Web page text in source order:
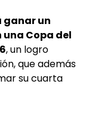
ganar un
Copa del
, un logro
que además
su cuarta